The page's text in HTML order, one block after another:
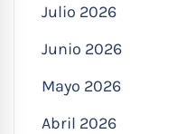
Julio 2026
Junio 2026
Mayo 2026
Abril 2026